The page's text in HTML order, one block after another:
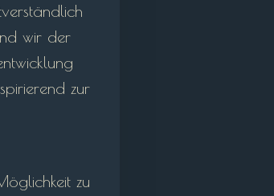
wir der
zur
zu